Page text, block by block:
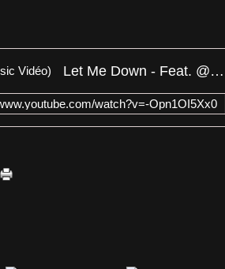
Let Me Down - Feat. @Reve (Official Music Vidéo)
watch?v=-Opn1OI5Xx0